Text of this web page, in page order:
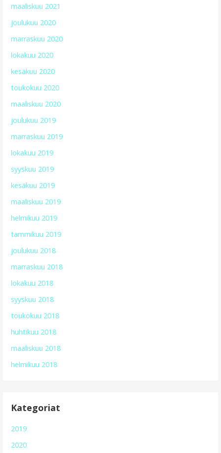
maaliskuu 2021
joulukuu 2020
marraskuu 2020
lokakuu 2020
kesäkuu 2020
toukokuu 2020
maaliskuu 2020
joulukuu 2019
marraskuu 2019
lokakuu 2019
syyskuu 2019
kesäkuu 2019
maaliskuu 2019
helmikuu 2019
tammikuu 2019
joulukuu 2018
marraskuu 2018
lokakuu 2018
syyskuu 2018
toukokuu 2018
huhtikuu 2018
maaliskuu 2018
helmikuu 2018
Kategoriat
2019
2020